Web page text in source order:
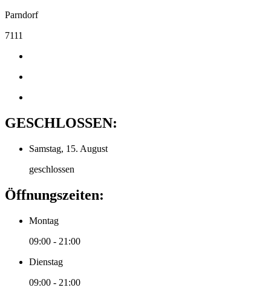
Parndorf
7111
GESCHLOSSEN:
Samstag, 15. August
geschlossen
Öffnungszeiten:
Montag
09:00 - 21:00
Dienstag
09:00 - 21:00